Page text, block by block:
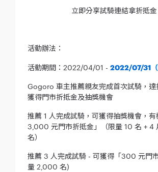
立即分享試騎連結拿折抵金
活動辦法：
活動期間：2022/04/01 - 2022/07/31（
Gogoro 車主推薦親友完成首次試騎，達
獲得門市折抵金及抽獎機會
推薦 1 人完成試騎，可獲得抽獎機會，
3,000 元門市折抵金」（限量 10 名 + 4
名）
推薦 3 人完成試騎 - 可獲得「300 元門
量 2,000 名)